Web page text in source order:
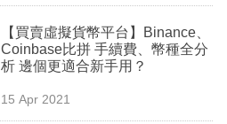
【買賣虛擬貨幣平台】Binance、
Coinbase比拼 手續費、幣種全分
析 邊個更適合新手用？
15 Apr 2021